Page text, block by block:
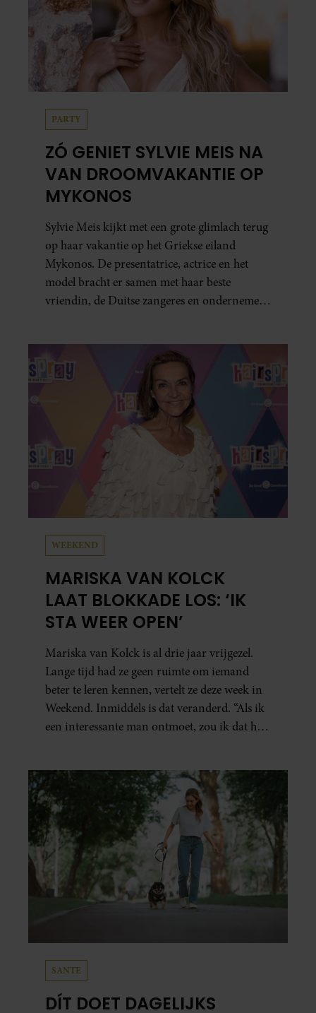
PARTY
ZÓ GENIET SYLVIE MEIS NA
VAN DROOMVAKANTIE OP
MYKONOS
Sylvie Meis kijkt met een grote glimlach terug
op haar vakantie op het Griekse eiland
Mykonos. De presentatrice, actrice en het
model bracht er samen met haar beste
vriendin, de Duitse zangeres en ondernemer
zonovergoten bestemming én vertelt ze hoe
bijzonder de reis voor haar is geweest.
WEEKEND
MARISKA VAN KOLCK
LAAT BLOKKADE LOS: ‘IK
STA WEER OPEN’
Mariska van Kolck is al drie jaar vrijgezel.
Lange tijd had ze geen ruimte om iemand
beter te leren kennen, vertelt ze deze week in
Weekend. Inmiddels is dat veranderd. “Als ik
een interessante man ontmoet, zou ik dat heel
SANTE
DÍT DOET DAGELIJKS